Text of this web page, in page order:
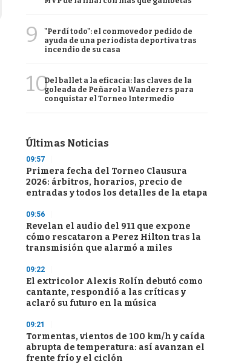
9
"Perdí todo": el conmovedor pedido de
ayuda de una periodista deportiva tras
incendio de su casa
10Del ballet a la eficacia: las claves de la
goleada de Peñarol a Wanderers para
conquistar el Torneo Intermedio
Últimas Noticias
09:57
Primera fecha del Torneo Clausura
2026: árbitros, horarios, precio de
entradas y todos los detalles de la etapa
09:56
Revelan el audio del 911 que expone
cómo rescataron a Perez Hilton tras la
transmisión que alarmó a miles
09:22
El extricolor Alexis Rolín debutó como
cantante, respondió a las críticas y
aclaró su futuro en la música
09:21
Tormentas, vientos de 100 km/h y caída
abrupta de temperatura: así avanzan el
frente frío y el ciclón